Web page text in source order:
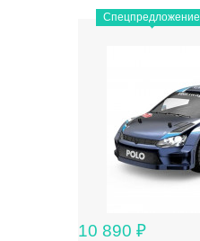
Спецпредложение
10 890 ₽